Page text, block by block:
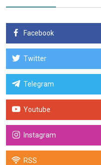
Facebook
Twitter
Telegram
Youtube
Instagram
RSS